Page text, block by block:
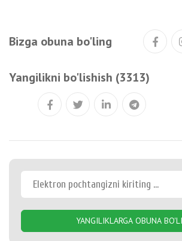
Bizga obuna bo'ling
Yangilikni bo'lishish (3313)
YANGILIKLARGA OBUNA